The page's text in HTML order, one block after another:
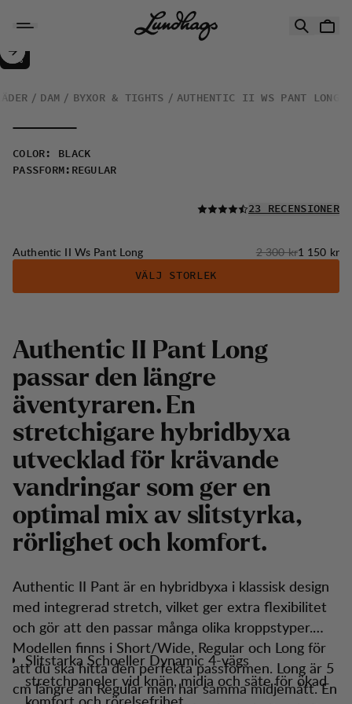
Authentic II Ws Pant Long
REA:
50%
DAM BYXOR & TIGHTS AUTHENTIC II WS PANT LONG
COLOR :
BLACK
PASSFORM : REGULAR
LÄS ALLA
23 RECENSIONER
Authentic II Ws Pant Long Originalpris:
2 300 krReapris:
1 150 kr
VÄLJ STORLEK
Authentic II Pant Long
passar den längre
äventyraren. En
stretchigare hybridbyxa
utvecklad för krävande
vandringar som ger en
optimal mix av slitstyrka,
rörlighet och komfort.
Authentic II Pant är en hybridbyxa i klassisk design
med integrerad stretch, vilket ger extra flexibilitet
och gör att den passar många olika kroppstyper.
Modellen finns i Short/Wide, Regular och Long för
att du ska hitta den perfekta passformen. Long är 5
cm längre än Regular men har samma midjemått. En
Slitstarka Schoeller Dynamic 4-vägs
stretchpaneler vid knän, midja och säte för ökad